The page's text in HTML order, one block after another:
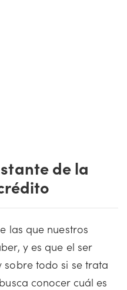
de la
las que nuestros
y es que el ser
sobre todo si se trata
conocer cuál es